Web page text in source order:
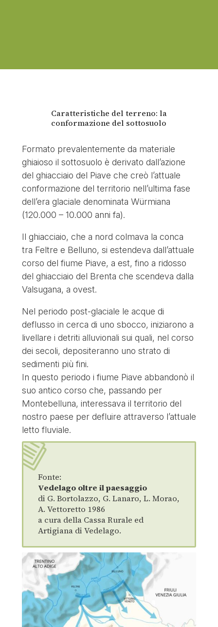
Caratteristiche del terreno: la
conformazione del sottosuolo
Formato prevalentemente da materiale
ghiaioso il sottosuolo è derivato dall’azione
del ghiacciaio del Piave che creò l’attuale
conformazione del territorio nell’ultima fase
dell’era glaciale denominata Würmiana
(120.000 – 10.000 anni fa).
Il ghiacciaio, che a nord colmava la conca
tra Feltre e Belluno, si estendeva dall’attuale
corso del fiume Piave, a est, fino a ridosso
del ghiacciaio del Brenta che scendeva dalla
Valsugana, a ovest.
Nel periodo post-glaciale le acque di
deflusso in cerca di uno sbocco, iniziarono a
livellare i detriti alluvionali sui quali, nel corso
dei secoli, depositeranno uno strato di
sedimenti più fini.
In questo periodo i fiume Piave abbandonò il
suo antico corso che, passando per
Montebelluna, interessava il territorio del
nostro paese per defluire attraverso l’attuale
letto fluviale.
Fonte:
Vedelago oltre il paesaggio
di G. Bortolazzo, G. Lanaro, L. Morao,
A. Vettoretto 1986
a cura della Cassa Rurale ed
Artigiana di Vedelago.